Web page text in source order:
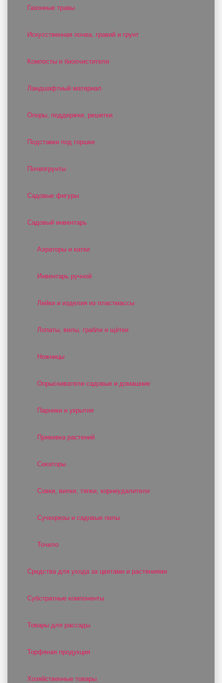
Газонные травы
Искусственная почва, гравий и грунт
Компосты и биоочистители
Ландшафтный материал
Опоры, поддержки, решетки
Подставки под горшки
Почвогрунты
Садовые фигуры
Садовый инвентарь
Аэраторы и катки
Инвентарь ручной
Лейки и изделия из пластмассы
Лопаты, вилы, грабли и щётки
Ножницы
Опрыскиватели садовые и домашние
Парники и укрытия
Прививка растений
Секаторы
Совки, вилки, тяпки, корнеудалители
Сучкорезы и садовые пилы
Точило
Средства для ухода за цветами и растениями
Субстратные компоненты
Товары для рассады
Торфяная продукция
Хозяйственные товары